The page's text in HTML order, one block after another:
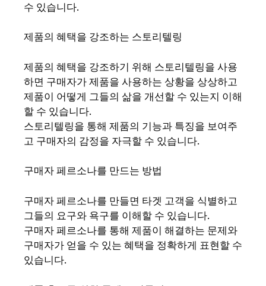
수 있습니다.
제품의 혜택을 강조하는 스토리텔링
제품의 혜택을 강조하기 위해 스토리텔링을 사용
하면 구매자가 제품을 사용하는 상황을 상상하고
제품이 어떻게 그들의 삶을 개선할 수 있는지 이해
할 수 있습니다.
스토리텔링을 통해 제품의 기능과 특징을 보여주
고 구매자의 감정을 자극할 수 있습니다.
구매자 페르소나를 만드는 방법
구매자 페르소나를 만들면 타겟 고객을 식별하고
그들의 요구와 욕구를 이해할 수 있습니다.
구매자 페르소나를 통해 제품이 해결하는 문제와
구매자가 얻을 수 있는 혜택을 정확하게 표현할 수
있습니다.